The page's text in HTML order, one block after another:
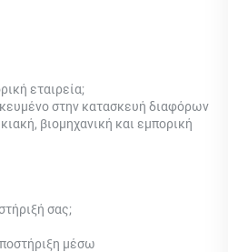
εταιρεία;
στην κατασκευή διαφόρων
βιομηχανική και εμπορική
σας;
μέσω